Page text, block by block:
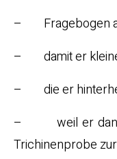
– Fragebogen
– damit er kleine
– die er
– weil er dann
Trichinenprobe